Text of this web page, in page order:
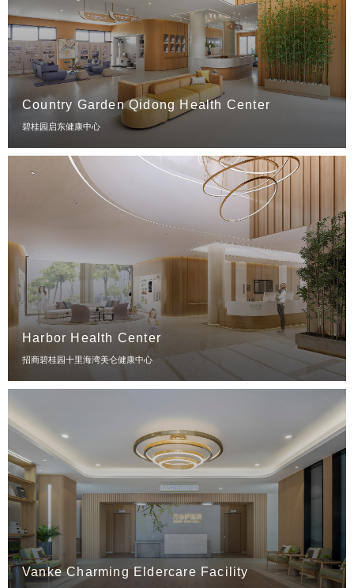
Country Garden Qidong Health Center
碧桂园启东健康中心
Harbor Health Center
招商碧桂园十里海湾美仑健康中心
Vanke Charming Eldercare Facility